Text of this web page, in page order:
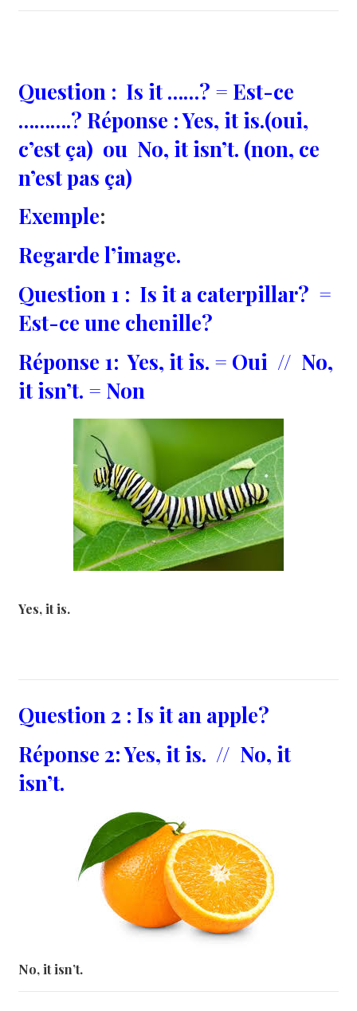
Question : Is it ……? = Est-ce
……….? Réponse : Yes, it is.(oui,
c’est ça) ou No, it isn’t. (non, ce
n’est pas ça)
Exemple:
Regarde l’image.
Question 1 : Is it a caterpillar? =
Est-ce une chenille?
Réponse 1: Yes, it is. = Oui // No,
it isn’t. = Non
Yes, it is.
Question 2 : Is it an apple?
Réponse 2: Yes, it is. // No, it
isn’t.
No, it isn’t.